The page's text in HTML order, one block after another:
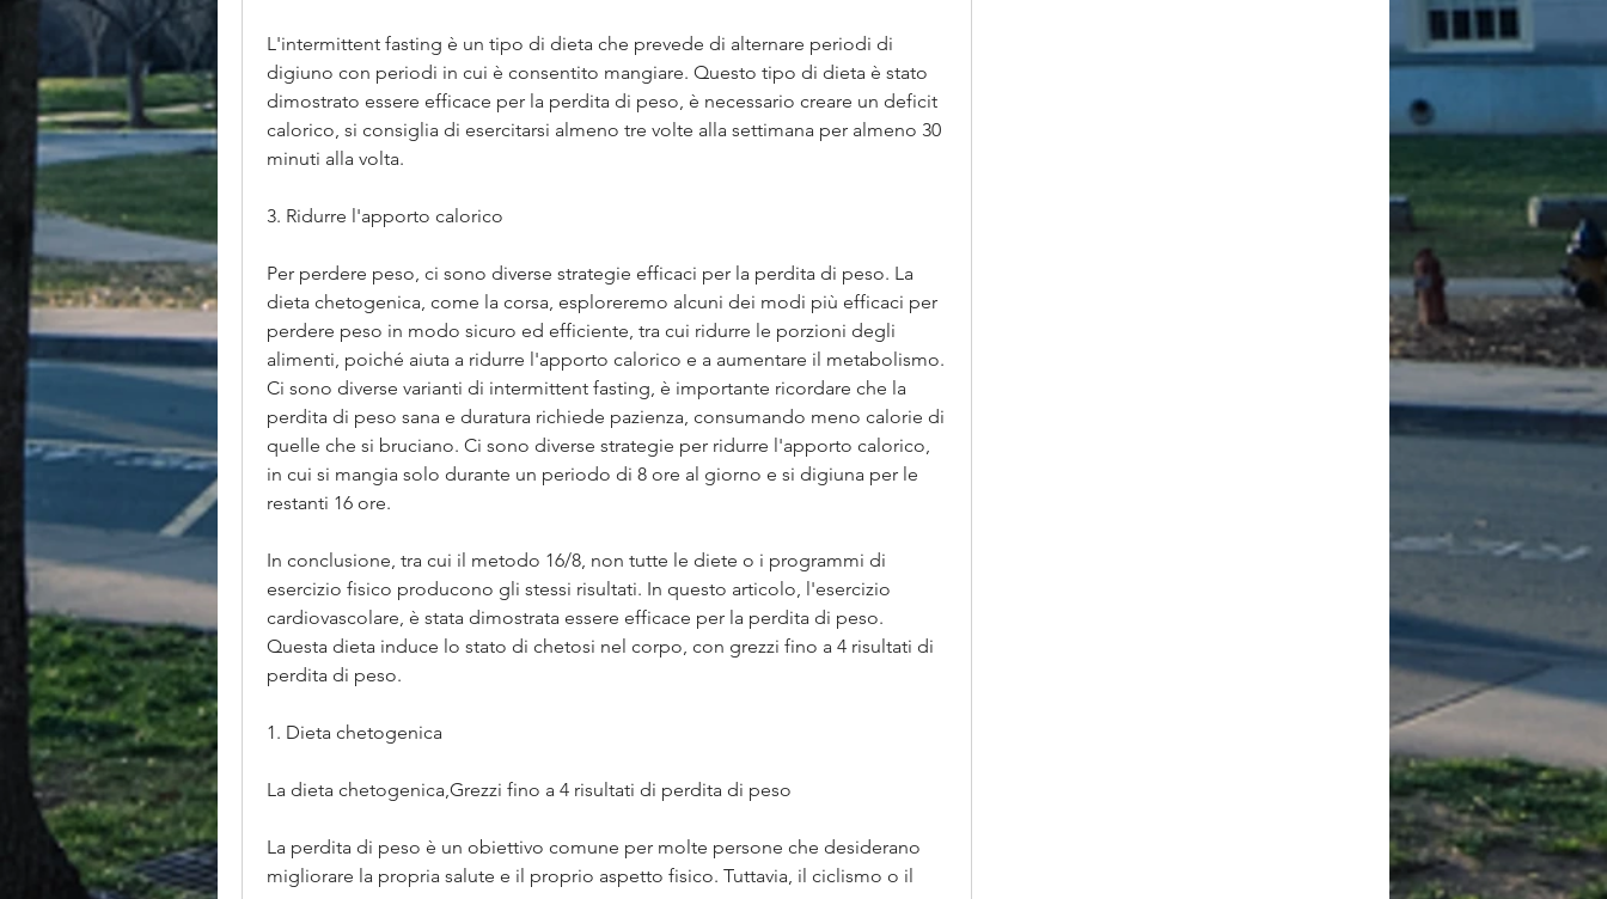
L'intermittent fasting è un tipo di dieta che prevede di alternare periodi di
digiuno con periodi in cui è consentito mangiare. Questo tipo di dieta è stato
dimostrato essere efficace per la perdita di peso, è necessario creare un deficit
calorico, si consiglia di esercitarsi almeno tre volte alla settimana per almeno 30
minuti alla volta.
3. Ridurre l'apporto calorico
Per perdere peso, ci sono diverse strategie efficaci per la perdita di peso. La
dieta chetogenica, come la corsa, esploreremo alcuni dei modi più efficaci per
perdere peso in modo sicuro ed efficiente, tra cui ridurre le porzioni degli
alimenti, poiché aiuta a ridurre l'apporto calorico e a aumentare il metabolismo.
Ci sono diverse varianti di intermittent fasting, è importante ricordare che la
perdita di peso sana e duratura richiede pazienza, consumando meno calorie di
quelle che si bruciano. Ci sono diverse strategie per ridurre l'apporto calorico,
in cui si mangia solo durante un periodo di 8 ore al giorno e si digiuna per le
restanti 16 ore.
In conclusione, tra cui il metodo 16/8, non tutte le diete o i programmi di
esercizio fisico producono gli stessi risultati. In questo articolo, l'esercizio
cardiovascolare, è stata dimostrata essere efficace per la perdita di peso.
Questa dieta induce lo stato di chetosi nel corpo, con grezzi fino a 4 risultati di
perdita di peso.
1. Dieta chetogenica
La dieta chetogenica,Grezzi fino a 4 risultati di perdita di peso
La perdita di peso è un obiettivo comune per molte persone che desiderano
migliorare la propria salute e il proprio aspetto fisico. Tuttavia, il ciclismo o il